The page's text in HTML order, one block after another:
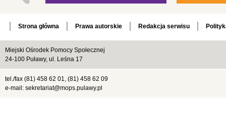
Strona główna Prawa autorskie Redakcja serwisu
Miejski Ośrodek Pomocy Społecznej
24-100 Puławy, ul. Leśna 17
tel./fax (81) 458 62 01, (81) 458 62 09
e-mail: sekretariat@mops.pulawy.pl